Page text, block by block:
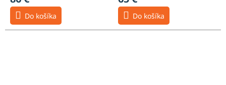
Do košíka Do košíka